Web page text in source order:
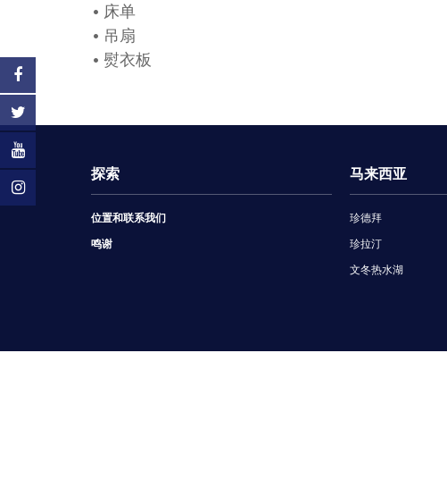
• 床单
• 吊扇
• 熨衣板
探索
位置和联系我们
鸣谢
马来西亚
珍德拜
珍拉汀
文冬热水湖